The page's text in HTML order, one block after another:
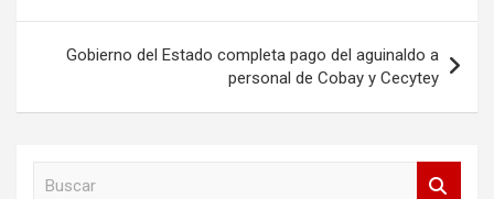
entradas
Gobierno del Estado completa pago del aguinaldo a
personal de Cobay y Cecytey